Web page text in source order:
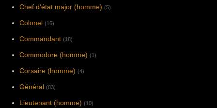
Chef d'état major (homme) (5)
Colonel (16)
Commandant (18)
Commodore (homme) (1)
Corsaire (homme) (4)
Général (83)
Lieutenant (homme) (10)